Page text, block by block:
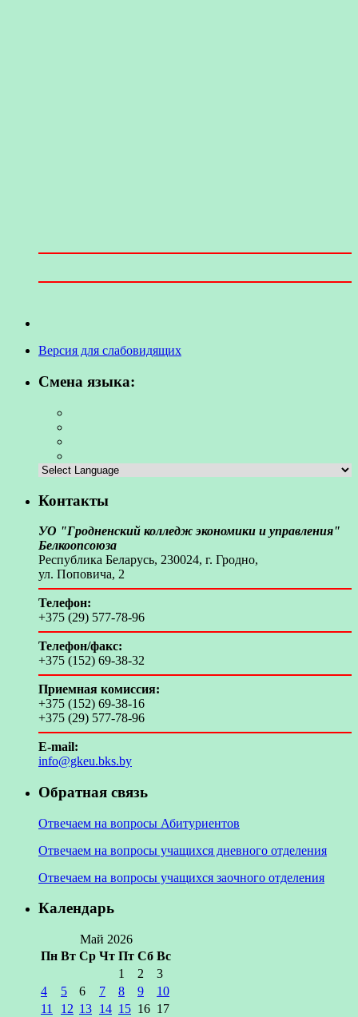
Версия для слабовидящих
Смена языка:
Контакты
УО "Гродненский колледж экономики и управления"
Белкоопсоюза
Республика Беларусь, 230024, г. Гродно,
ул. Поповича, 2
Телефон:
+375 (29) 577-78-96
Телефон/факс:
+375 (152) 69-38-32
Приемная комиссия:
+375 (152) 69-38-16
+375 (29) 577-78-96
E-mail:
info@gkeu.bks.by
Обратная связь
Отвечаем на вопросы Абитуриентов
Отвечаем на вопросы учащихся дневного отделения
Отвечаем на вопросы учащихся заочного отделения
Календарь
Май 2026
Пн Вт Ср Чт Пт Сб Вс
1 2
3
4
5 6 7 8 9
10
11
12 13 14 15 16 17